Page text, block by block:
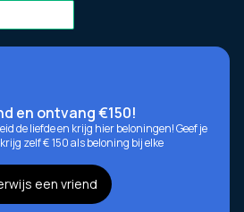
en ontvang €150!
de liefde en krijg hier beloningen! Geef je
zelf € 150 als beloning bij elke
een vriend